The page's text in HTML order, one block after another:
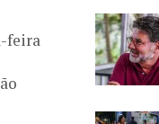
feira